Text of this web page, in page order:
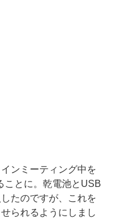
ンミーティング中を
ことに。乾電池とUSB
たのですが、これを
られるようにしまし